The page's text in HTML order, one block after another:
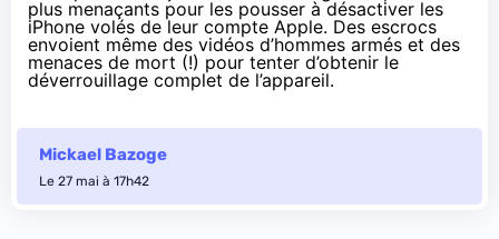
plus menaçants pour les pousser à désactiver les
iPhone volés de leur compte Apple. Des escrocs
envoient même des vidéos d’hommes armés et des
menaces de mort (!) pour tenter d’obtenir le
déverrouillage complet de l’appareil.
Mickael Bazoge
Le 27 mai à 17h42